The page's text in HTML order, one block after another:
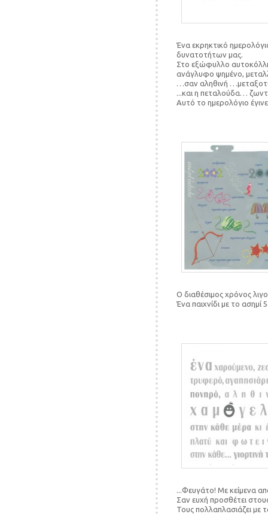
Ένα εκρηκτικό
δυνατοτήτων μας.
Στο εξώφυλλο
ανάγλυφο ψημένο,
…σαν αληθινή
...και η πεταλούδα…
Αυτό το ημερολόγιο
Ο διαθέσιμος χρόνος
Ένα παιχνίδι με το ασημί
...Φευγάτο! Με κείμενα
Σαν ευχή προσθέτει
Τους πολλαπλασιάζει με